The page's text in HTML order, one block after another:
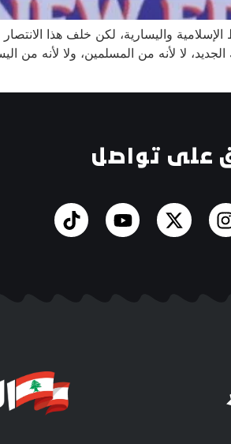
واليسارية، لكن خلف هذا
لا لأنه من المسلمين، ولا لأنه من
على تواصل